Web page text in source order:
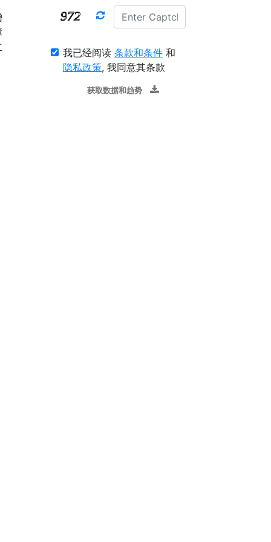
我已经阅读 条款和条件 和
隐私政策, 我同意其条款
获取数据和趋势